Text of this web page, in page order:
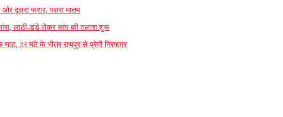
दूसरा फरार, पसरा मातम
लाठी-डंडे लेकर सांप की तलाश शुरू
24 घंटे के भीतर रायपुर से प्रेमी गिरफ्तार